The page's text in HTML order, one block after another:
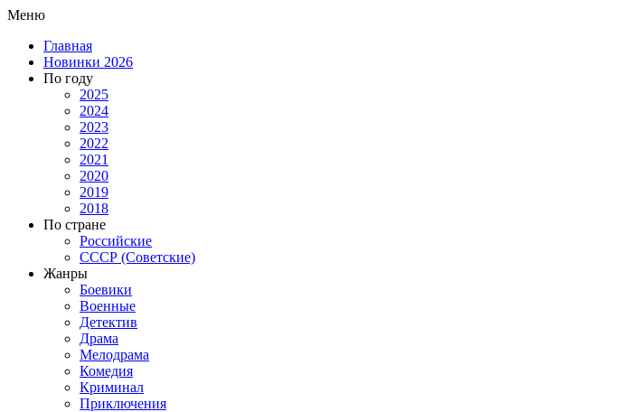
Меню
Главная
Новинки 2026
По году
2025
2024
2023
2022
2021
2020
2019
2018
По стране
Российские
СССР (Советские)
Жанры
Боевики
Военные
Детектив
Драма
Мелодрама
Комедия
Криминал
Приключения